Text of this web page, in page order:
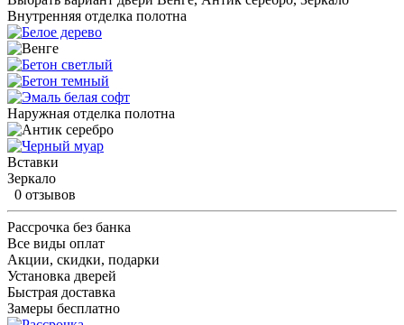
Внутренняя отделка полотна
Наружная отделка полотна
Вставки
Зеркало
0 отзывов
Рассрочка без банка
Все виды оплат
Акции, скидки, подарки
Установка дверей
Быстрая доставка
Замеры бесплатно